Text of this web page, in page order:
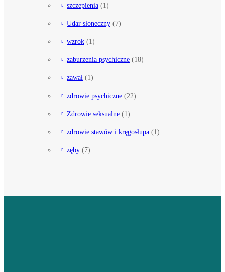
szczepienia (1)
Udar słoneczny (7)
wzrok (1)
zaburzenia psychiczne (18)
zawał (1)
zdrowie psychiczne (22)
Zdrowie seksualne (1)
zdrowie stawów i kręgosłupa (1)
zęby (7)